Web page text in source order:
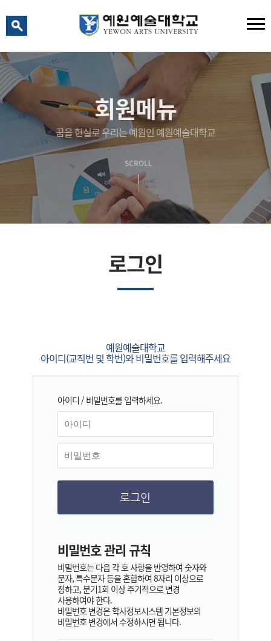
회원메뉴
꿈을 현실로 우리는 예원인 예원예술대학교
SCROLL
로그인
예원예술대학교
아이디(교직번 및 학번)와 비밀번호를 입력해주세요
아이디 / 비밀번호를 입력하세요.
비밀번호 관리 규칙
비밀번호는 다음 각 호 사항을 반영하여 숫자와
문자, 특수문자 등을 혼합하여 8자리 이상으로
정하고, 분기1회 이상 주기적으로 변경
사용하여야 한다.
비밀번호 변경은 학사정보시스템 기본정보의
비밀번호 변경에서 수정하시면 됩니다.
예원예술대학교 AI 상담